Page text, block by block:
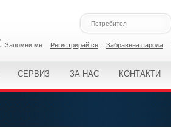
Запомни ме Регистрирай се Забравена парола
СЕРВИЗ ЗА НАС КОНТАКТИ